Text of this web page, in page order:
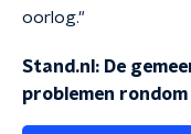
oorlog."
Stand.nl: De
problemen